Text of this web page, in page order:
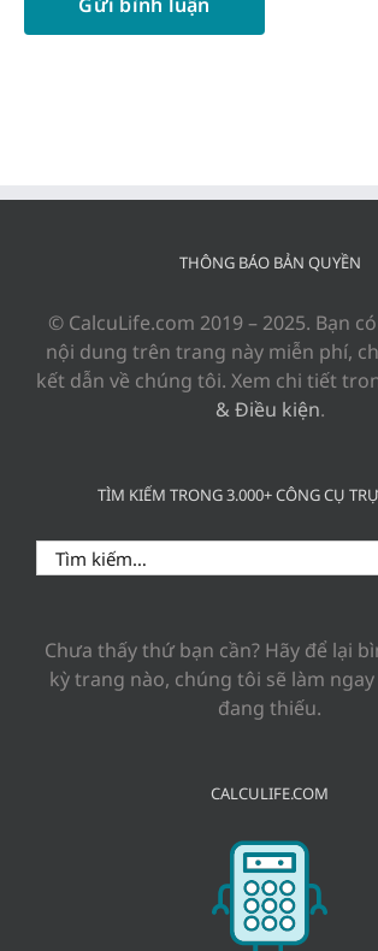
THÔNG BÁO BẢN QUYỀN
© CalcuLife.com 2019 – 2025. Bạn
nội dung trên trang này miễn phí,
kết dẫn về chúng tôi. Xem chi tiết
& Điều kiện.
TÌM KIẾM TRONG 3.000+ CÔNG CỤ
Search
for:
Chưa thấy thứ bạn cần? Hãy để lại
kỳ trang nào, chúng tôi sẽ làm
đang thiếu.
CALCULIFE.COM